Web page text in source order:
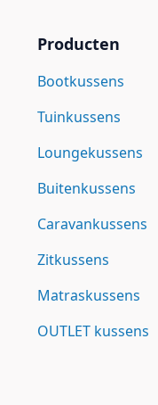
Producten
Bootkussens
Tuinkussens
Loungekussens
Buitenkussens
Caravankussens
Zitkussens
Matraskussens
OUTLET kussens